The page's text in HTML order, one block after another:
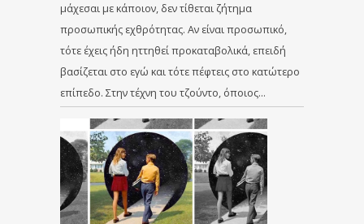
μάχεσαι με κάποιον, δεν τίθεται ζήτημα
προσωπικής εχθρότητας. Αν είναι προσωπικό,
τότε έχεις ήδη ηττηθεί προκαταβολικά, επειδή
βασίζεται στο εγώ και τότε πέφτεις στο κατώτερο
επίπεδο. Στην τέχνη του τζούντο, όποιος…